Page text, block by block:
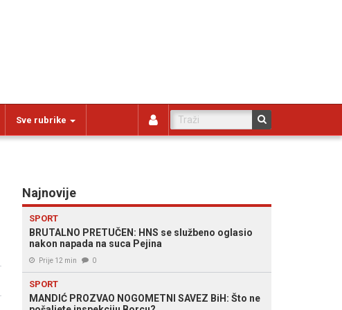
Sve rubrike
Najnovije
SPORT
BRUTALNO PRETUČEN: HNS se službeno oglasio
nakon napada na suca Pejina
Prije 12 min 0
SPORT
MANDIĆ PROZVAO NOGOMETNI SAVEZ BiH: Što ne